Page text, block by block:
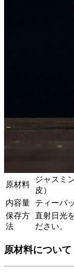
原材料
ジャスミ
皮）
内容量
ティーバ
保存方
法
直射日光
ださい。
原材料について